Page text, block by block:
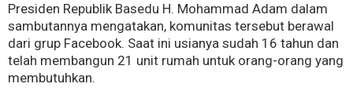
Presiden Republik Basedu H. Mohammad Adam dalam
sambutannya mengatakan, komunitas tersebut berawal
dari grup Facebook. Saat ini usianya sudah 16 tahun dan
telah membangun 21 unit rumah untuk orang-orang yang
membutuhkan.